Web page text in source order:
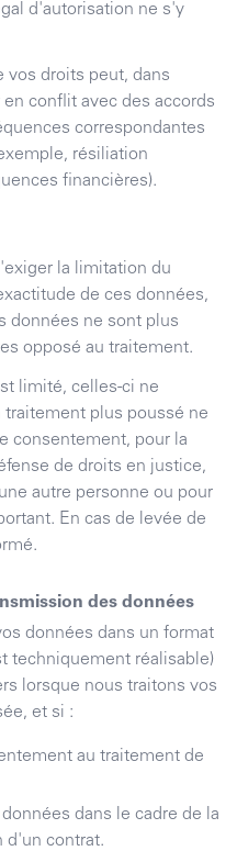
d'autorisation ne s'y
vos droits peut, dans
conflit avec des accords
correspondantes
résiliation
financières).
la limitation du
de ces données,
données ne sont plus
opposé au traitement.
limité, celles-ci ne
plus poussé ne
consentement, pour la
de droits en justice,
autre personne ou pour
En cas de levée de
des données
données dans un format
techniquement réalisable)
lorsque nous traitons vos
et si :
au traitement de
dans le cadre de la
d'un contrat.